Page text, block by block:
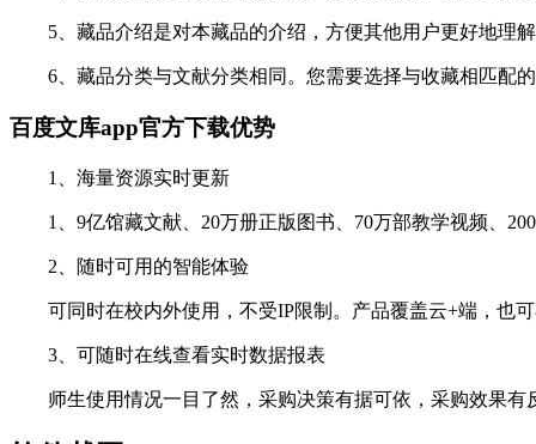
5、藏品介绍是对本藏品的介绍，方便其他用户更好地理
6、藏品分类与文献分类相同。您需要选择与收藏相匹配
百度文库app官方下载优势
1、海量资源实时更新
1、9亿馆藏文献、20万册正版图书、70万部教学视频、
2、随时可用的智能体验
可同时在校内外使用，不受IP限制。产品覆盖云+端，也
3、可随时在线查看实时数据报表
师生使用情况一目了然，采购决策有据可依，采购效果有